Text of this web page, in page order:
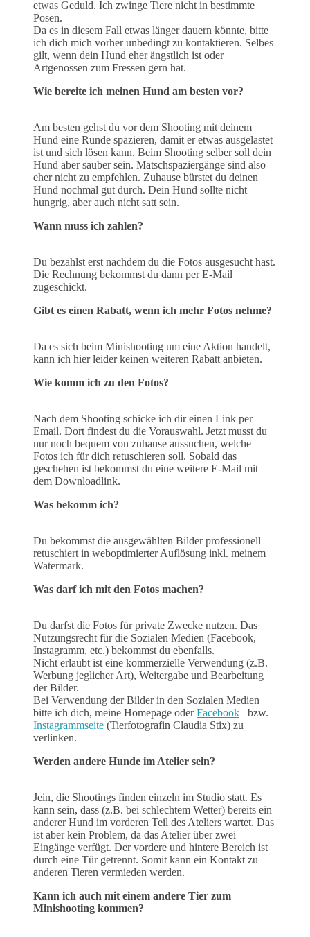
etwas Geduld. Ich zwinge Tiere nicht in bestimmte
Posen.
Da es in diesem Fall etwas länger dauern könnte, bitte
ich dich mich vorher unbedingt zu kontaktieren. Selbes
gilt, wenn dein Hund eher ängstlich ist oder
Artgenossen zum Fressen gern hat.
Wie bereite ich meinen Hund am besten vor?
Am besten gehst du vor dem Shooting mit deinem
Hund eine Runde spazieren, damit er etwas ausgelastet
ist und sich lösen kann. Beim Shooting selber soll dein
Hund aber sauber sein. Matschspaziergänge sind also
eher nicht zu empfehlen. Zuhause bürstet du deinen
Hund nochmal gut durch. Dein Hund sollte nicht
hungrig, aber auch nicht satt sein.
Wann muss ich zahlen?
Du bezahlst erst nachdem du die Fotos ausgesucht hast.
Die Rechnung bekommst du dann per E-Mail
zugeschickt.
Gibt es einen Rabatt, wenn ich mehr Fotos nehme?
Da es sich beim Minishooting um eine Aktion handelt,
kann ich hier leider keinen weiteren Rabatt anbieten.
Wie komm ich zu den Fotos?
Nach dem Shooting schicke ich dir einen Link per
Email. Dort findest du die Vorauswahl. Jetzt musst du
nur noch bequem von zuhause aussuchen, welche
Fotos ich für dich retuschieren soll. Sobald das
geschehen ist bekommst du eine weitere E-Mail mit
dem Downloadlink.
Was bekomm ich?
Du bekommst die ausgewählten Bilder professionell
retuschiert in weboptimierter Auflösung inkl. meinem
Watermark.
Was darf ich mit den Fotos machen?
Du darfst die Fotos für private Zwecke nutzen. Das
Nutzungsrecht für die Sozialen Medien (Facebook,
Instagramm, etc.) bekommst du ebenfalls.
Nicht erlaubt ist eine kommerzielle Verwendung (z.B.
Werbung jeglicher Art), Weitergabe und Bearbeitung
der Bilder.
Bei Verwendung der Bilder in den Sozialen Medien
bitte ich dich, meine Homepage oderFacebook– bzw.
Instagrammseite (Tierfotografin Claudia Stix) zu
verlinken.
Werden andere Hunde im Atelier sein?
Jein, die Shootings finden einzeln im Studio statt. Es
kann sein, dass (z.B. bei schlechtem Wetter) bereits ein
anderer Hund im vorderen Teil des Ateliers wartet. Das
ist aber kein Problem, da das Atelier über zwei
Eingänge verfügt. Der vordere und hintere Bereich ist
durch eine Tür getrennt. Somit kann ein Kontakt zu
anderen Tieren vermieden werden.
Kann ich auch mit einem andere Tier zum
Minishooting kommen?